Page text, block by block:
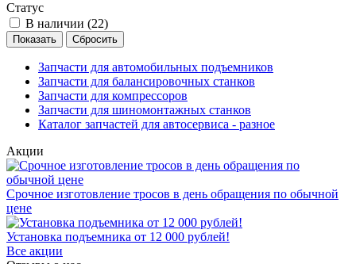
Статус
В наличии (22)
Запчасти для автомобильных подъемников
Запчасти для балансировочных станков
Запчасти для компрессоров
Запчасти для шиномонтажных станков
Каталог запчастей для автосервиса - разное
Акции
Срочное изготовление тросов в день обращения по обычной
цене
Установка подъемника от 12 000 рублей!
Все акции